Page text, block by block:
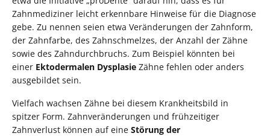
Zahnmediziner leicht erkennbare Hinweise für die Diagnose
gebe. Zu nennen seien etwa Veränderungen der Zahnform,
der Zahnfarbe, des Zahnschmelzes, der Anzahl der Zähne
sowie des Zahndurchbruchs. Zum Beispiel könnten bei
einer Ektodermalen Dysplasie Zähne fehlen oder anders
ausgebildet sein.
Vielfach wachsen Zähne bei diesem Krankheitsbild in
spitzer Form. Zahnveränderungen und frühzeitiger
Zahnverlust können auf eine Störung der